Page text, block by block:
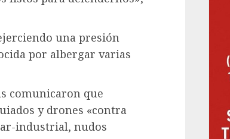
una presión
por albergar varias
comunicaron que
y drones «contra
industrial, nudos